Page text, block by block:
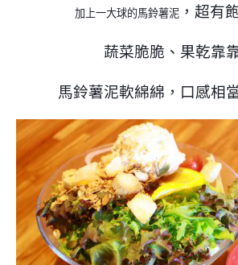
加上一大球的馬鈴薯泥，超有
蔬菜脆脆 、果乾靠
馬鈴薯泥軟綿綿 ，口感相